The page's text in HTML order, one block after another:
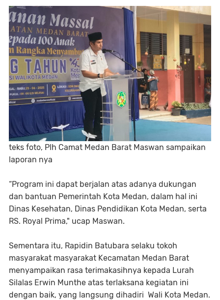
teks foto, Plh Camat Medan Barat Maswan sampaikan
laporan nya
“Program ini dapat berjalan atas adanya dukungan
dan bantuan Pemerintah Kota Medan, dalam hal ini
Dinas Kesehatan, Dinas Pendidikan Kota Medan, serta
RS. Royal Prima," ucap Maswan.
Sementara itu, Rapidin Batubara selaku tokoh
masyarakat masyarakat Kecamatan Medan Barat
menyampaikan rasa terimakasihnya kepada Lurah
Silalas Erwin Munthe atas terlaksana kegiatan ini
dengan baik, yang langsung dihadiri Wali Kota Medan.